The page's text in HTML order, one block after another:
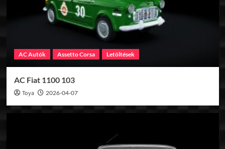
AC Autók Assetto Corsa Letöltések
AC Fiat 1100 103
Toya 2026-04-07